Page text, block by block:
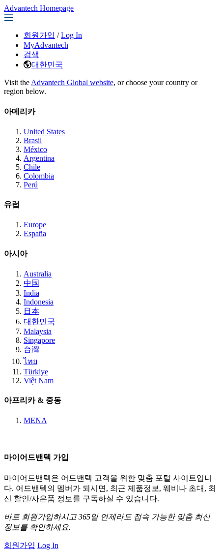
Advantech Homepage
회원가입 / Log In
MyAdvantech
검색
대한민국
Visit the Advantech Global website, or choose your country or
region below.
아메리카
United States
Brasil
México
Argentina
Chile
Colombia
Perú
유럽
Europe
España
아시아
Australia
中国
India
Indonesia
日本
대한민국
Malaysia
Singapore
台灣
ไทย
Türkiye
Việt Nam
아프리카 & 중동
MENA
마이어드밴텍 가입
마이어드밴텍은 어드밴텍 고객을 위한 맞춤 포털 사이트입니
다. 어드밴텍의 멤버가 되시면, 최근 제품정보, 웨비나 초대, 최
신 할인/사은품 정보를 구독하실 수 있습니다.
바로 회원가입하시고 365일 언제라도 접속 가능한 맞춤 최신
정보를 확인하세요.
회원가입 Log In